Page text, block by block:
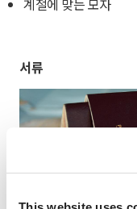
계절에 맞는 모자
서류